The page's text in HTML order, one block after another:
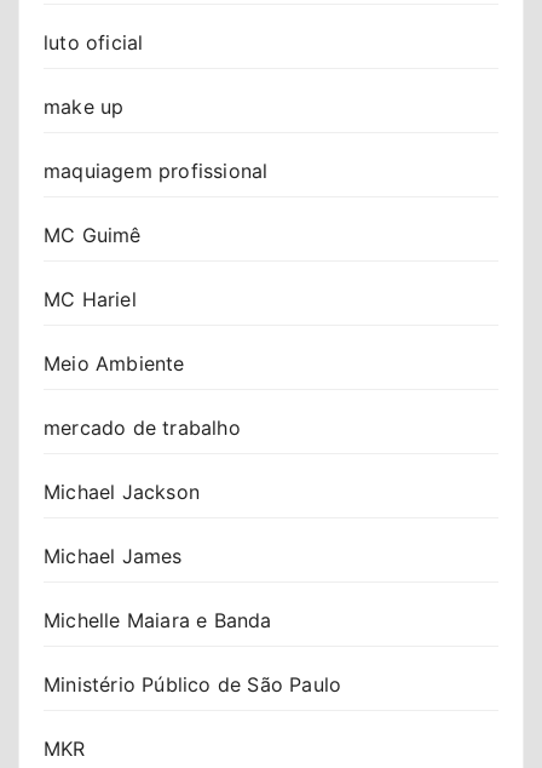
luto oficial
make up
maquiagem profissional
MC Guimê
MC Hariel
Meio Ambiente
mercado de trabalho
Michael Jackson
Michael James
Michelle Maiara e Banda
Ministério Público de São Paulo
MKR